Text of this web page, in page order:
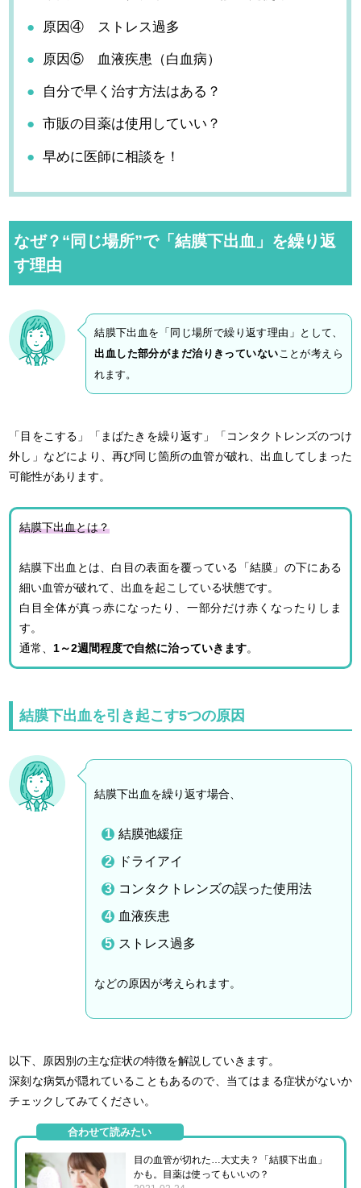
原因④ ストレス過多
原因⑤ 血液疾患（白血病）
自分で早く治す方法はある？
市販の目薬は使用していい？
早めに医師に相談を！
なぜ？“同じ場所”で「結膜下出血」を繰り返
す理由
結膜下出血を「同じ場所で繰り返す理由」として、
出血した部分がまだ治りきっていないことが考えら
れます。
「目をこする」「まばたきを繰り返す」「コンタクトレンズのつけ
外し」などにより、再び同じ箇所の血管が破れ、出血してしまった
可能性があります。
結膜下出血とは？
結膜下出血とは、白目の表面を覆っている「結膜」の下にある
細い血管が破れて、出血を起こしている状態です。
白目全体が真っ赤になったり、一部分だけ赤くなったりしま
す。
通常、1～2週間程度で自然に治っていきます。
結膜下出血を引き起こす5つの原因
結膜下出血を繰り返す場合、
結膜弛緩症
ドライアイ
コンタクトレンズの誤った使用法
血液疾患
ストレス過多
などの原因が考えられます。
以下、原因別の主な症状の特徴を解説していきます。
深刻な病気が隠れていることもあるので、当てはまる症状がないか
チェックしてみてください。
合わせて読みたい
目の血管が切れた…大丈夫？「結膜下出血」
かも。目薬は使ってもいいの？